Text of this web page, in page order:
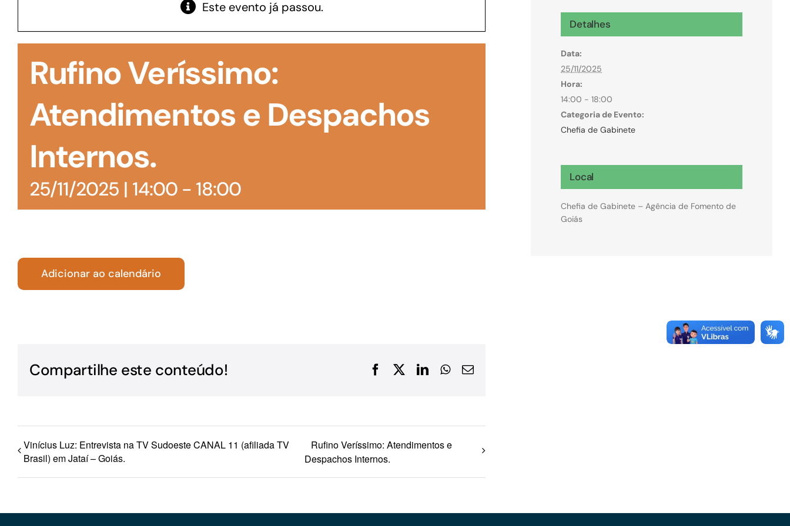
manutenção de estoques e despesas operacionais
Microcrédito
Para MEI, microempresas e pessoas físicas
(feirantes e transportes)
Para os negócios voltados aos serviços do setor de
turismo
Este evento já passou.
Rufino Veríssimo:
Atendimentos e Despachos
Internos.
25/11/2025 | 14:00- 18:00
Adicionar ao calendário
Compartilhe este conteúdo! FacebookLinkedInWhatsApp
E-
Vinícius Luz: Entrevista na TV Sudoeste CANAL 11 (afiliada TV
Brasil) em Jataí – Goiás.
Rufino Veríssimo: Atendimentos e
Despachos Internos.
Detalhes
Data:
25/11/2025
Hora:
14:00 - 18:00
Categoria de Evento:
Chefia de Gabinete
Local
Chefia de Gabinete – Agência de Fomento de
Goiás